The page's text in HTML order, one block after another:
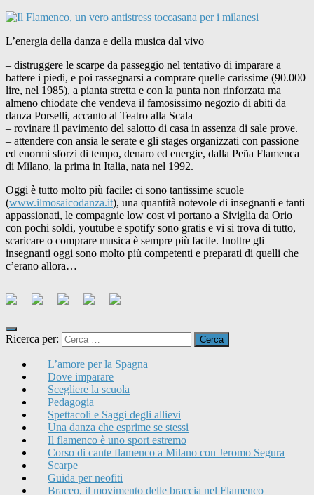
L’energia della danza e della musica dal vivo
– distruggere le scarpe da passeggio nel tentativo di imparare a
battere i piedi, e poi rassegnarsi a comprare quelle carissime (90.000
lire, nel 1985), a pianta stretta e con la punta non rinforzata ma
almeno chiodate che vendeva il famosissimo negozio di abiti da
danza Porselli, accanto al Teatro alla Scala
– rovinare il pavimento del salotto di casa in assenza di sale prove.
– attendere con ansia le serate e gli stages organizzati con passione
ed enormi sforzi di tempo, denaro ed energie, dalla Peña Flamenca
di Milano, la prima in Italia, nata nel 1992.
Oggi è tutto molto più facile: ci sono tantissime scuole
(www.ilmosaicodanza.it), una quantità notevole di insegnanti e tanti
appassionati, le compagnie low cost vi portano a Siviglia da Orio
con pochi soldi, youtube e spotify sono gratis e vi si trova di tutto,
scaricare o comprare musica è sempre più facile. Inoltre gli
insegnanti oggi sono molto più competenti e preparati di quelli che
c’erano allora…
Ricerca per:
L’amore per la Spagna
Dove imparare
Scegliere la scuola
Pedagogia
Spettacoli e Saggi degli allievi
Una danza che esprime se stessi
Il flamenco è uno sport estremo
Corso di cante flamenco a Milano con Jeromo Segura
Scarpe
Guida per neofiti
Braceo, il movimento delle braccia nel Flamenco